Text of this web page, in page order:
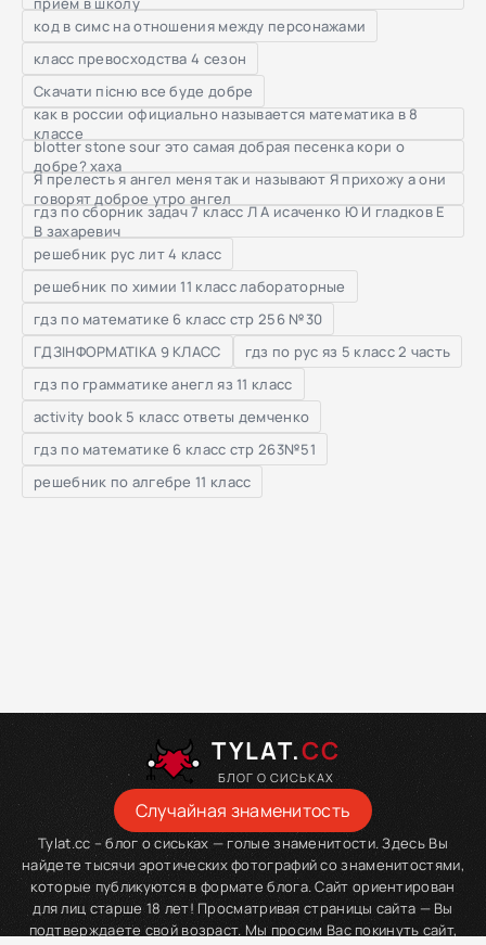
код в симс на отношения между персонажами
класс превосходства 4 сезон
Скачати пісню все буде добре
как в россии официально называется математика в 8
классе
blotter stone sour это самая добрая песенка кори о
добре? хаха
Я прелесть я ангел меня так и называют Я прихожу а они
говорят доброе утро ангел
гдз по сборник задач 7 класс Л А исаченко Ю И гладков Е
В захаревич
решебник рус лит 4 класс
решебник по химии 11 класс лабораторные
гдз по математике 6 класс стр 256 №30
ГДЗІНФОРМАТІКА 9 КЛАСС
гдз по рус яз 5 класс 2 часть
гдз по грамматике анегл яз 11 класс
activity book 5 класс ответы демченко
гдз по математике 6 класс стр 263№51
решебник по алгебре 11 класс
TYLAT.CC
БЛОГ О СИСЬКАХ
Случайная знаменитость
Tylat.cc – блог о сиськах — голые знаменитости. Здесь Вы
найдете тысячи эротических фотографий со знаменитостями,
которые публикуются в формате блога. Сайт ориентирован
для лиц старше 18 лет! Просматривая страницы сайта — Вы
подтверждаете свой возраст. Мы просим Вас покинуть сайт,